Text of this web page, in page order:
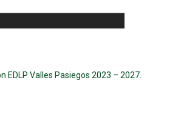
EDLP Valles Pasiegos 2023 – 2027.